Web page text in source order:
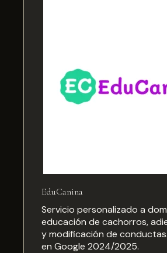
EduCanina
Servicio personalizado a
educación de cachorros,
y modificación de
en Google 2024/2025.